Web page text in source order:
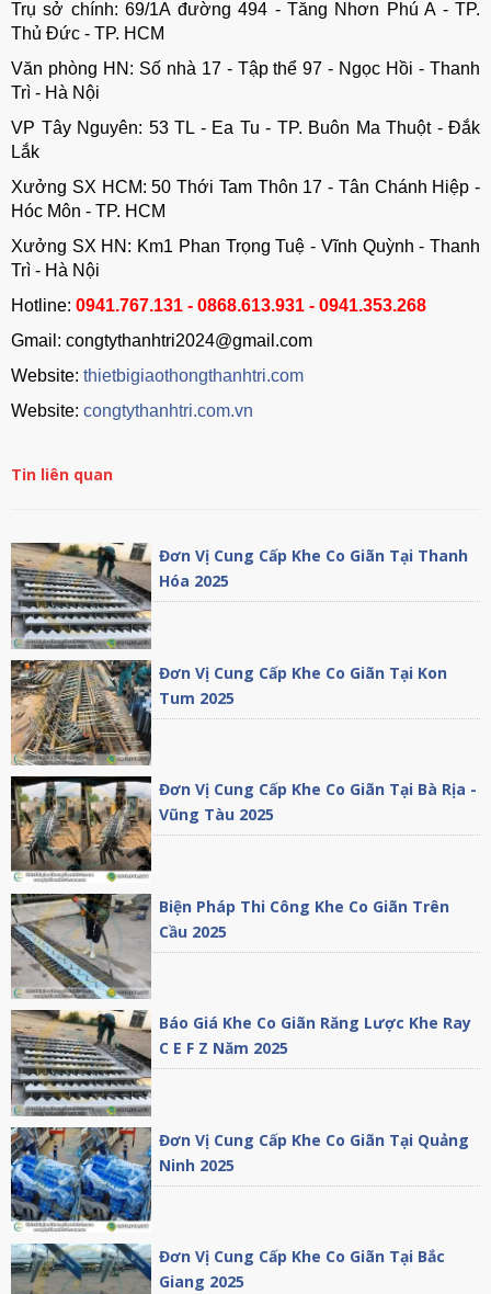
Trụ sở chính: 69/1A đường 494 - Tăng Nhơn Phú A - TP.
Thủ Đức - TP. HCM
Văn phòng HN: Số nhà 17 - Tập thể 97 - Ngọc Hồi - Thanh
Trì - Hà Nội
VP Tây Nguyên: 53 TL - Ea Tu - TP. Buôn Ma Thuột - Đắk
Lắk
Xưởng SX HCM: 50 Thới Tam Thôn 17 - Tân Chánh Hiệp -
Hóc Môn - TP. HCM
Xưởng SX HN: Km1 Phan Trọng Tuệ - Vĩnh Quỳnh - Thanh
Trì - Hà Nội
Hotline: 0941.767.131 - 0868.613.931 - 0941.353.268
Gmail: congtythanhtri2024@gmail.com
Website: thietbigiaothongthanhtri.com
Website: congtythanhtri.com.vn
Tin liên quan
Đơn Vị Cung Cấp Khe Co Giãn Tại Thanh
Hóa 2025
Đơn Vị Cung Cấp Khe Co Giãn Tại Kon
Tum 2025
Đơn Vị Cung Cấp Khe Co Giãn Tại Bà Rịa -
Vũng Tàu 2025
Biện Pháp Thi Công Khe Co Giãn Trên
Cầu 2025
Báo Giá Khe Co Giãn Răng Lược Khe Ray
C E F Z Năm 2025
Đơn Vị Cung Cấp Khe Co Giãn Tại Quảng
Ninh 2025
Đơn Vị Cung Cấp Khe Co Giãn Tại Bắc
Giang 2025